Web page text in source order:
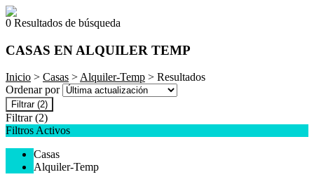
0 Resultados de búsqueda
CASAS EN ALQUILER TEMP
Inicio > Casas >Alquiler-Temp > Resultados
Ordenar por
Filtrar (2)
Filtrar (2)
Filtros Activos
Casas
Alquiler-Temp